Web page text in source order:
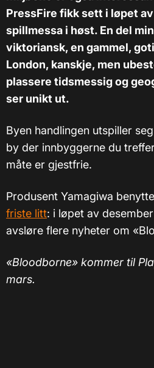
PressFire fikk sett i løpet
spillmessa i høst. En del
viktoriansk, en gammel,
London, kanskje, men
plassere tidsmessig og
ser unikt ut.
Byen handlingen utspiller
by der innbyggerne du
måte er gjestfrie.
Produsent Yamagiwa
friste litt: i løpet av
avsløre flere nyheter om
«Bloodborne» kommer til
mars.